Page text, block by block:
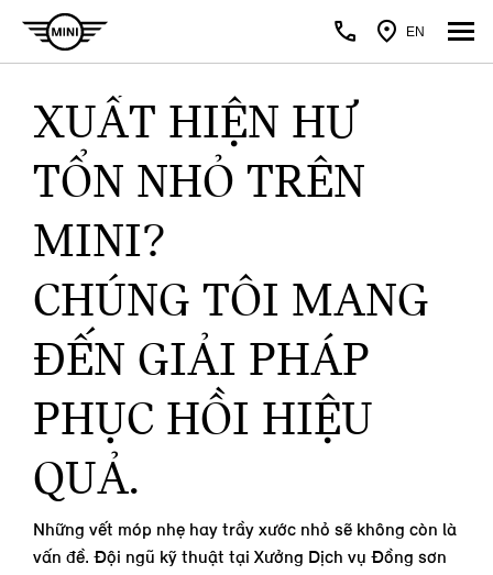
EN
XUẤT HIỆN HƯ
TỔN NHỎ TRÊN
MINI?
CHÚNG TÔI MANG
ĐẾN GIẢI PHÁP
PHỤC HỒI HIỆU
QUẢ.
Những vết móp nhẹ hay trầy xước nhỏ sẽ không còn là
vấn đề. Đội ngũ kỹ thuật tại Xưởng Dịch vụ Đồng sơn